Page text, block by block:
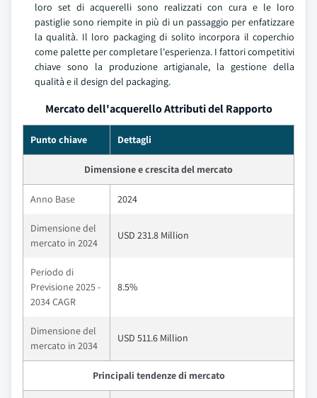
loro set di acquerelli sono realizzati con cura e le loro
pastiglie sono riempite in più di un passaggio per enfatizzare
la qualità. Il loro packaging di solito incorpora il coperchio
come palette per completare l'esperienza. I fattori competitivi
chiave sono la produzione artigianale, la gestione della
qualità e il design del packaging.
Mercato dell'acquerello Attributi del Rapporto
Punto chiave Dettagli
Dimensione e crescita del mercato
Anno Base 2024
Dimensione del
mercato in 2024
USD 231.8 Million
Periodo di
Previsione 2025 -
2034 CAGR
8.5%
Dimensione del
mercato in 2034
USD 511.6 Million
Principali tendenze di mercato